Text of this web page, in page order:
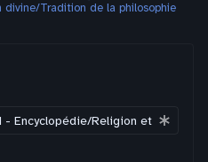
Tradition de la philosophie